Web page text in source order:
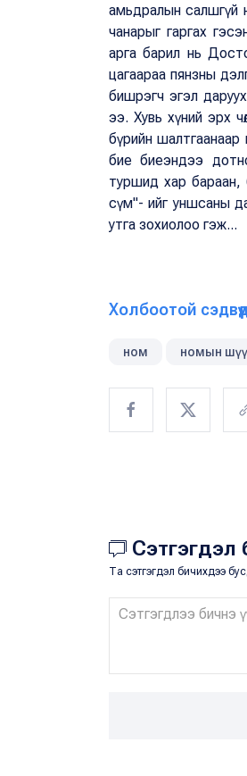
амьдралын салшгүй
чанарыг гаргах
арга барил нь
цагаараа пянзны
бишрэгч эгэл
ээ. Хувь хүний эрх
бүрийн
бие биеэндээ
туршид хар бараан,
сүм"- ийг уншсаны
утга зохиолоо гэж...
Холбоотой
ном номын
Сэтгэгдэл
Та сэтгэгдэл бичихдээ